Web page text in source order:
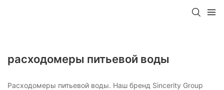
расходомеры питьевой воды
Расходомеры питьевой воды. Наш бренд Sincerity Group